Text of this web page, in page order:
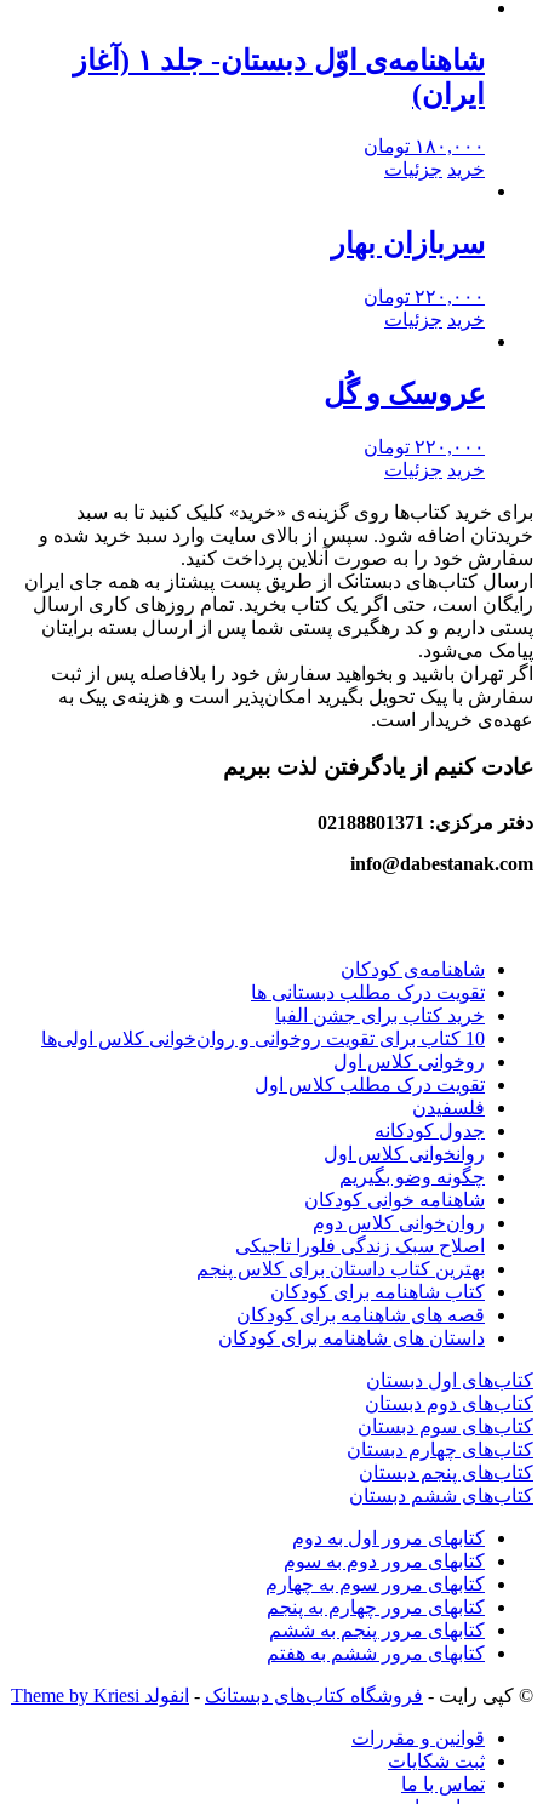
شاهنامه‌ی اوّل دبستان- جلد ۱ (آغاز
ایران)
۱۸۰,۰۰۰ تومان
خرید جزئیات
سربازان بهار
۲۲۰,۰۰۰ تومان
خرید جزئیات
عروسک و گُل
۲۲۰,۰۰۰ تومان
خرید جزئیات
برای خرید کتاب‌ها روی گزینه‌ی «خرید» کلیک کنید تا به سبد
خریدتان اضافه شود. سپس از بالای سایت وارد سبد خرید شده و
سفارش خود را به صورت آنلاین پرداخت کنید.
ارسال کتاب‌های دبستانک از طریق پست پیشتاز به همه جای ایران
رایگان است، حتی اگر یک کتاب بخرید. تمام روزهای کاری ارسال
پستی داریم و کد رهگیری پستی شما پس از ارسال بسته برایتان
پیامک می‌شود.
اگر تهران باشید و بخواهید سفارش خود را بلافاصله پس از ثبت
سفارش با پیک تحویل بگیرید امکان‌پذیر است و هزینه‌ی پیک به
عهده‌ی خریدار است.
عادت کنیم از یادگرفتن لذت ببریم
دفتر مرکزی: 02188801371
info@dabestanak.com
شاهنامه‌ی کودکان
تقویت درک مطلب دبستانی ها
خرید کتاب برای جشن الفبا
10 کتاب برای تقویت روخوانی و روان‌خوانی کلاس اولی‌ها
روخوانی کلاس اول
تقویت درک مطلب کلاس اول
فلسفیدن
جدول کودکانه
روانخوانی کلاس اول
چگونه وضو بگیریم
شاهنامه خوانی کودکان
روان‌خوانی کلاس دوم
اصلاح سبک زندگی فلورا تاجیکی
بهترین کتاب داستان برای کلاس پنجم
کتاب شاهنامه برای کودکان
قصه های شاهنامه برای کودکان
داستان های شاهنامه برای کودکان
کتاب‌های اول دبستان
کتاب‌های دوم دبستان
کتاب‌های سوم دبستان
کتاب‌های چهارم دبستان
کتاب‌های پنجم دبستان
کتاب‌های ششم دبستان
کتابهای مرور اول به دوم
کتابهای مرور دوم به سوم
کتابهای مرور سوم به چهارم
کتابهای مرور چهارم به پنجم
کتابهای مرور پنجم به ششم
کتابهای مرور ششم به هفتم
© کپی رایت - فروشگاه کتاب‌های دبستانک - انفولد Theme by Kriesi
قوانین و مقررات
ثبت شکایات
تماس با ما